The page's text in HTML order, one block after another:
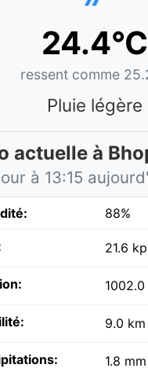
24.4°C
ressent comme
Pluie légère
actuelle à
à 13:15
88%
21.6
9.0 km
1.8 mm